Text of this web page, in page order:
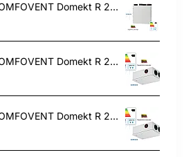
Rekuperatorius KOMFOVENT Domekt R 200 V C8 T – L/A F7/M5
Rekuperatorius KOMFOVENT Domekt R 250 F C6 L/A F7/M5
Rekuperatorius KOMFOVENT Domekt R 250 F C6 L/AZ F7/M5